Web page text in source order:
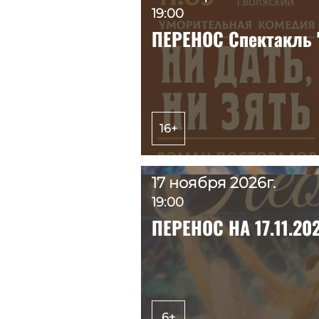
19:00
ПЕРЕНОС Спектакль
16+
19:00
ПЕРЕНОС Спектакль
16+
17 ноября 2026г.
19:00
ПЕРЕНОС НА
17 ноября 2026г.
19:00
ПЕРЕНОС НА